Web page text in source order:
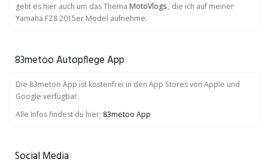
geht es hier auch um das Thema MotoVlogs, die ich auf meiner
Yamaha FZ8 2015er Model aufnehme.
83metoo Autopflege App
Die 83metoo App ist kostenfrei in den App Stores von Apple und
Google verfügbar.
Alle Infos findest du hier: 83metoo App
Social Media